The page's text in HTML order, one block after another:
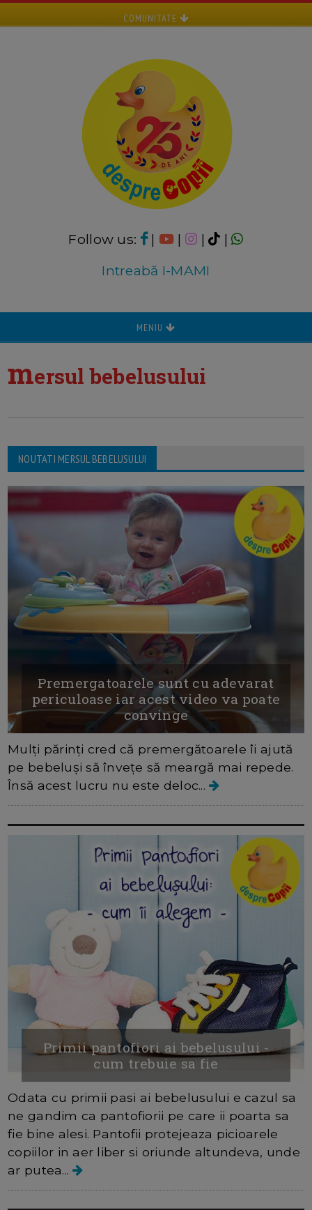
COMUNITATE
Follow us: | | |
|
Intreabă I-MAMI
MENIU
mersul bebelusului
NOUTATI MERSUL BEBELUSULUI
Premergatoarele sunt cu adevarat
periculoase iar acest video va poate
convinge
Mulți părinți cred că premergătoarele îi ajută
pe bebeluși să învețe să meargă mai repede.
Însă acest lucru nu este deloc...
Primii pantofiori ai bebelusului -
cum trebuie sa fie
Odata cu primii pasi ai bebelusului e cazul sa
ne gandim ca pantofiorii pe care ii poarta sa
fie bine alesi. Pantofii protejeaza picioarele
copiilor in aer liber si oriunde altundeva, unde
ar putea...